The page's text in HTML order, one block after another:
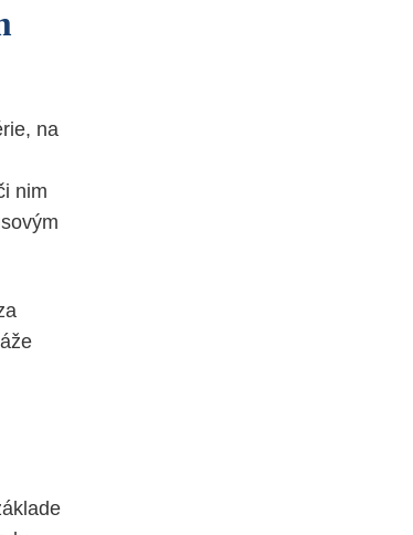
na
nim